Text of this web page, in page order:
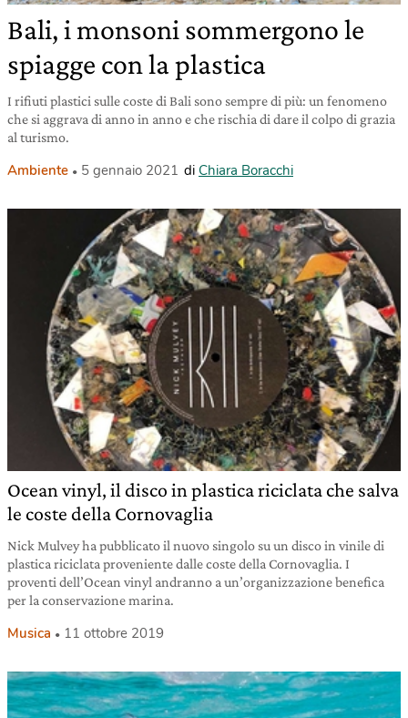
Bali, i monsoni sommergono le
spiagge con la plastica
I rifiuti plastici sulle coste di Bali sono sempre di più: un fenomeno
che si aggrava di anno in anno e che rischia di dare il colpo di grazia
al turismo.
Ambiente 5 gennaio 2021 di Chiara Boracchi
Ocean vinyl, il disco in plastica riciclata che salva
le coste della Cornovaglia
Nick Mulvey ha pubblicato il nuovo singolo su un disco in vinile di
plastica riciclata proveniente dalle coste della Cornovaglia. I
proventi dell’Ocean vinyl andranno a un’organizzazione benefica
per la conservazione marina.
Musica 11 ottobre 2019